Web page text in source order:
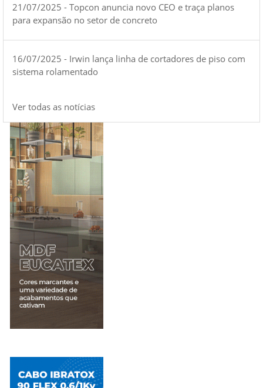
21/07/2025 - Topcon anuncia novo CEO e traça planos
para expansão no setor de concreto
16/07/2025 - Irwin lança linha de cortadores de piso com
sistema rolamentado
Ver todas as notícias